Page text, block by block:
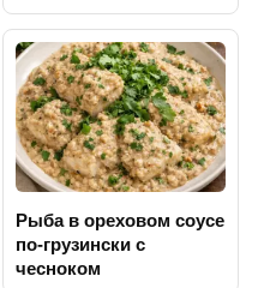
Рыба в ореховом соусе
по-грузински с
чесноком